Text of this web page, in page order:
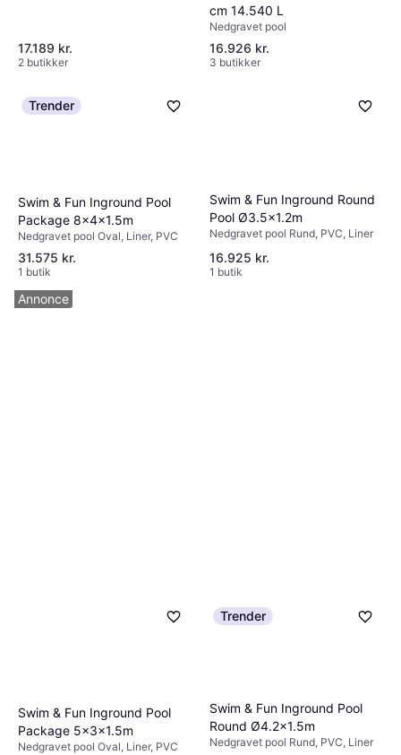
17.189 kr.
2 butikker
cm 14.540 L
Nedgravet pool
16.926 kr.
3 butikker
Trender
Swim & Fun Inground Pool
Package 8x4x1.5m
Nedgravet pool Oval, Liner, PVC
31.575 kr.
1 butik
Swim & Fun Inground Round
Pool Ø3.5x1.2m
Nedgravet pool Rund, PVC, Liner
16.925 kr.
1 butik
Swim & Fun Inground Pool
Package 5x3x1.5m
Nedgravet pool Oval, Liner, PVC
Trender
Swim & Fun Inground Pool
Round Ø4.2x1.5m
Nedgravet pool Rund, PVC, Liner
Annonce